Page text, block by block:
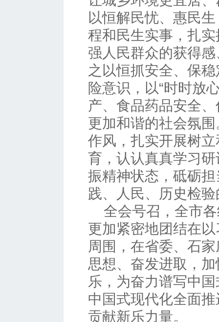
以恒解民忧、惠民
程和民生实事，扎
强人民群众的获得
之以恒抓安全、保
险意识，以“时时放
产、食品药品安全
更加和谐的社会氛
作风，扎实开展树
育，认认真真学习
振精神状态，砥砺
践、人民、历史检
全会号召，全市
更加紧密地团结在
周围，在省委、石
思想、奋发进取，
乐，为奋力谱写中
中国式现代化全面
贡献新乐力量。